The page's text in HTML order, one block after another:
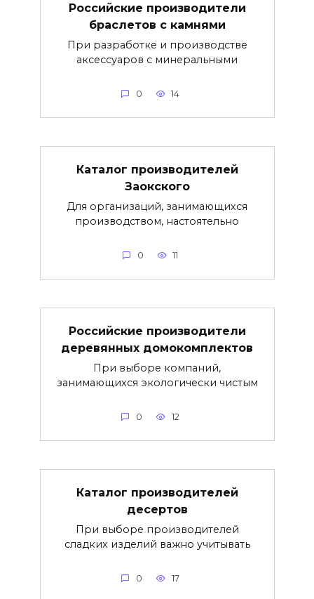
Российские производители
браслетов с камнями
При разработке и производстве
аксессуаров с минеральными
0 14
Каталог производителей
Заокского
Для организаций, занимающихся
производством, настоятельно
0 11
Российские производители
деревянных домокомплектов
При выборе компаний,
занимающихся экологически чистым
0 12
Каталог производителей
десертов
При выборе производителей
сладких изделий важно учитывать
0 17